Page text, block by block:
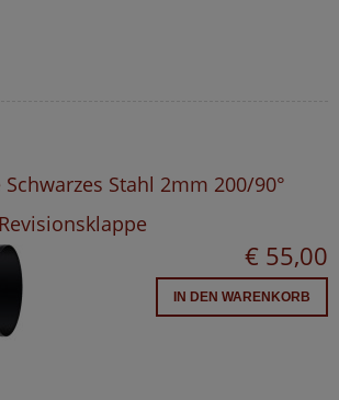
Stahl 2mm 200/90°
€ 55,00
IN DEN WARENKORB